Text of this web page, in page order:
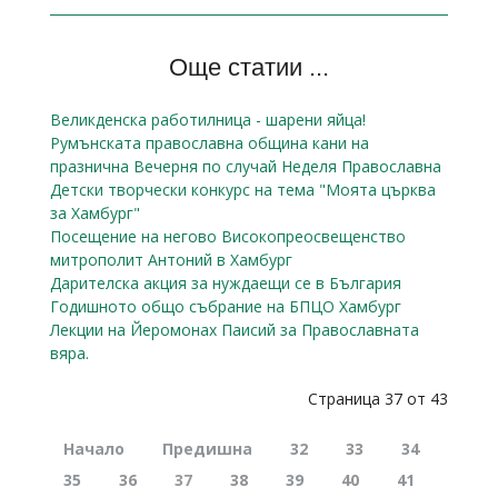
Още статии ...
Великденска работилница - шарени яйца!
Румънската православна община кани на
празнична Вечерня по случай Неделя Православна
Детски творчески конкурс на тема "Моята църква
за Хамбург"
Посещение на негово Високопреосвещенство
митрополит Антоний в Хамбург
Дарителска акция за нуждаещи се в България
Годишното общо събрание на БПЦО Хамбург
Лекции на Йеромонах Паисий за Православната
вяра.
Страница 37 от 43
Начало Предишна 32 33
34
35
36 37 38 39 40
41